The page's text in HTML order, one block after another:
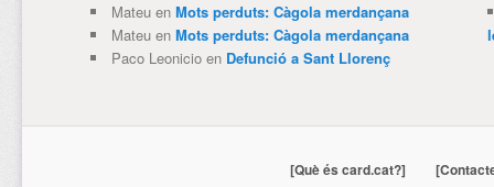
Mateuen Mots perduts: Càgola merdançana
Mateuen Mots perduts: Càgola merdançana
Paco Leonicioen Defunció a Sant Llorenç
[Què és card.cat?]